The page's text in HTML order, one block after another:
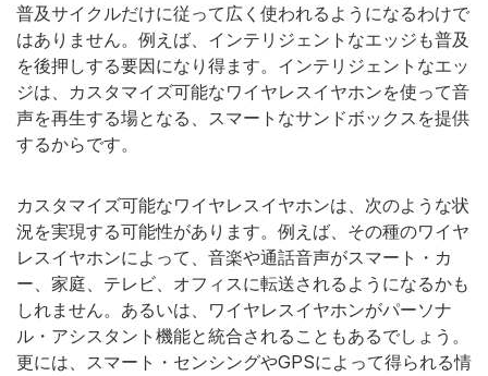
普及サイクルだけに従って広く使われるようになるわけで
はありません。例えば、インテリジェントなエッジも普及
を後押しする要因になり得ます。インテリジェントなエッ
ジは、カスタマイズ可能なワイヤレスイヤホンを使って音
声を再生する場となる、スマートなサンドボックスを提供
するからです。
カスタマイズ可能なワイヤレスイヤホンは、次のような状
況を実現する可能性があります。例えば、その種のワイヤ
レスイヤホンによって、音楽や通話音声がスマート・カ
ー、家庭、テレビ、オフィスに転送されるようになるかも
しれません。あるいは、ワイヤレスイヤホンがパーソナ
ル・アシスタント機能と統合されることもあるでしょう。
更には、スマート・センシングやGPSによって得られる情